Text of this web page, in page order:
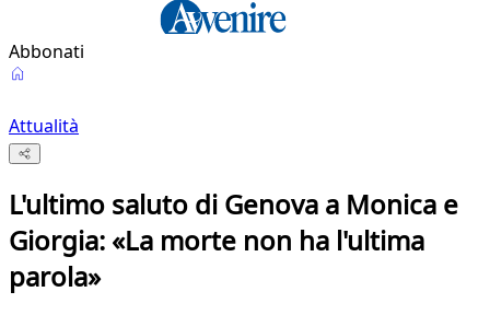
Abbonati
Attualità
L'ultimo saluto di Genova a Monica e
Giorgia: «La morte non ha l'ultima
parola»